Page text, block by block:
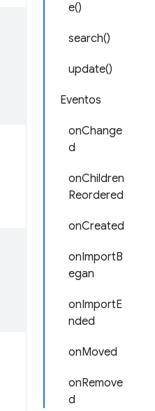
e()
search()
update()
Eventos
onChange
d
onChildren
Reordered
onCreated
onImportB
egan
onImportE
nded
onMoved
onRemove
d